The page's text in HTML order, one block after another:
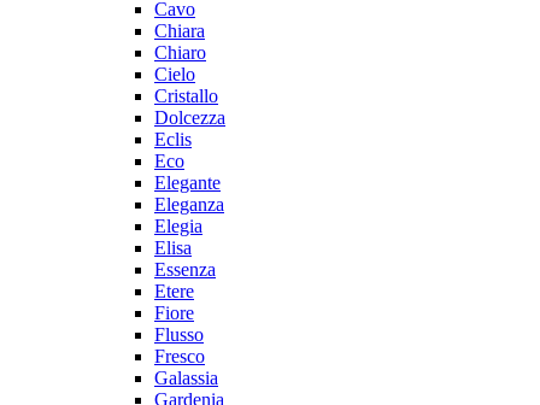
Cavo
Chiara
Chiaro
Cielo
Cristallo
Dolcezza
Eclis
Eco
Elegante
Eleganza
Elegia
Elisa
Essenza
Etere
Fiore
Flusso
Fresco
Galassia
Gardenia